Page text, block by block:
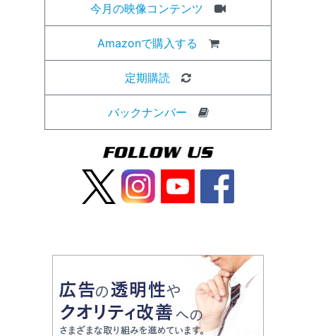
今月の映像コンテンツ
Amazonで購入する
定期購読
バックナンバー